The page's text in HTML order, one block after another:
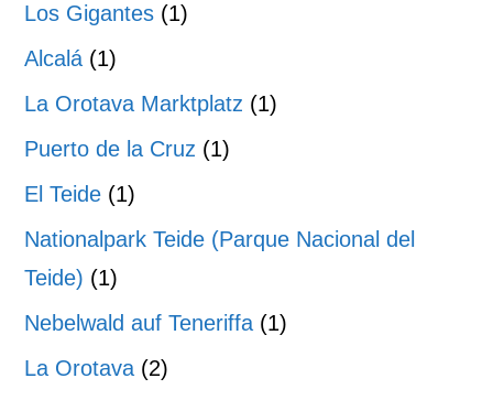
Los Gigantes (1)
Alcalá (1)
La Orotava Marktplatz (1)
Puerto de la Cruz (1)
El Teide (1)
Nationalpark Teide (Parque Nacional del
Teide) (1)
Nebelwald auf Teneriffa (1)
La Orotava (2)